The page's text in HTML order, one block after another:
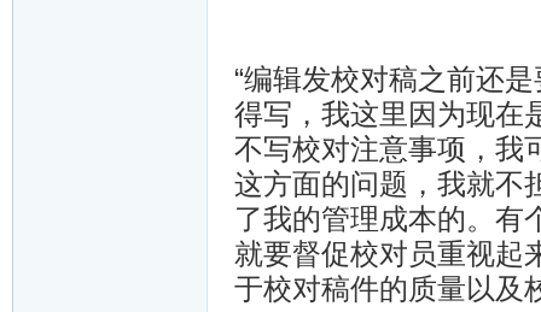
“编辑发校对稿之前还
得写，我这里因为现在
不写校对注意事项，我
这方面的问题，我就不
了我的管理成本的。有
就要督促校对员重视起
于校对稿件的质量以及